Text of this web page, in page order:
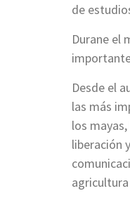
de
Durane el
Desde el
las más
los
liberación